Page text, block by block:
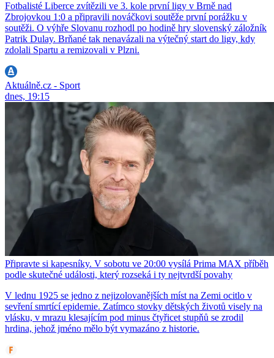
Fotbalisté Liberce zvítězili ve 3. kole první ligy v Brně nad
Zbrojovkou 1:0 a připravili nováčkovi soutěže první porážku v
soutěži. O výhře Slovanu rozhodl po hodině hry slovenský záložník
Patrik Dulay. Brňané tak nenavázali na výtečný start do ligy, kdy
zdolali Spartu a remizovali v Plzni.
Aktuálně.cz - Sport
dnes, 19:15
Připravte si kapesníky. V sobotu ve 20:00 vysílá Prima MAX příběh
podle skutečné události, který rozseká i ty nejtvrdší povahy
V lednu 1925 se jedno z nejizolovanějších míst na Zemi ocitlo v
sevření smrtící epidemie. Zatímco stovky dětských životů visely na
vlásku, v mrazu klesajícím pod minus čtyřicet stupňů se zrodil
hrdina, jehož jméno mělo být vymazáno z historie.